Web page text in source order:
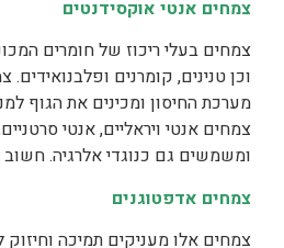
צמחים אנטי אוקסידנטים
צמחים בעלי ריכוז של חומרים
וכן טנינים, קומרנים
מערכת החיסון ומכינים את הגוף
צמחים אנטי ויראליים, אנטי
ומשמשים גם כנוגדי אלרגיה. חשוב
צמחים אדפטוגנים
צמחים אלו מעניקים תמיכה וחיזוק